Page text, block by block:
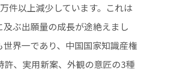
件以上減少しています。これは
ぶ出願量の成長が途絶えまし
界一であり、中国国家知識産権
、実用新案、外観の意匠の3種